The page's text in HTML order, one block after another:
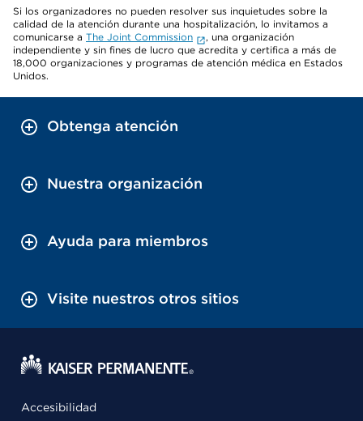
Si los organizadores no pueden resolver sus inquietudes sobre la
calidad de la atención durante una hospitalización, lo invitamos a
comunicarse a The Joint Commission
, una organización
independiente y sin fines de lucro que acredita y certifica a más de
18,000 organizaciones y programas de atención médica en Estados
Unidos.
Obtenga atención
Nuestra organización
Ayuda para miembros
Visite nuestros otros sitios
Accesibilidad